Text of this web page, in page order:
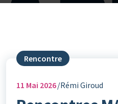
Rencontre
11 Mai 2026 Rémi Giroud